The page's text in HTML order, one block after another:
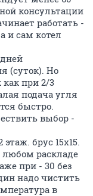
консультации
работать -
и сам котел
(суток). Но
как при 2/3
подача угля
быстро.
выбор -
брус 15х15.
раскладе
при - 30 без
надо чистить
в